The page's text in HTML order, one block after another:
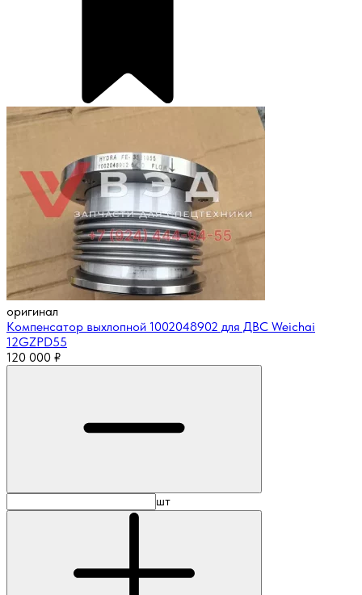
оригинал
Компенсатор выхлопной 1002048902 для ДВС Weichai
12GZPD55
120 000 ₽
шт